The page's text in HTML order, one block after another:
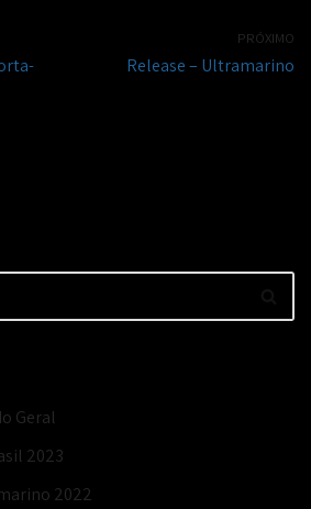
PRÓXIMO
Release – Ultramarino
Geral
2023
2022